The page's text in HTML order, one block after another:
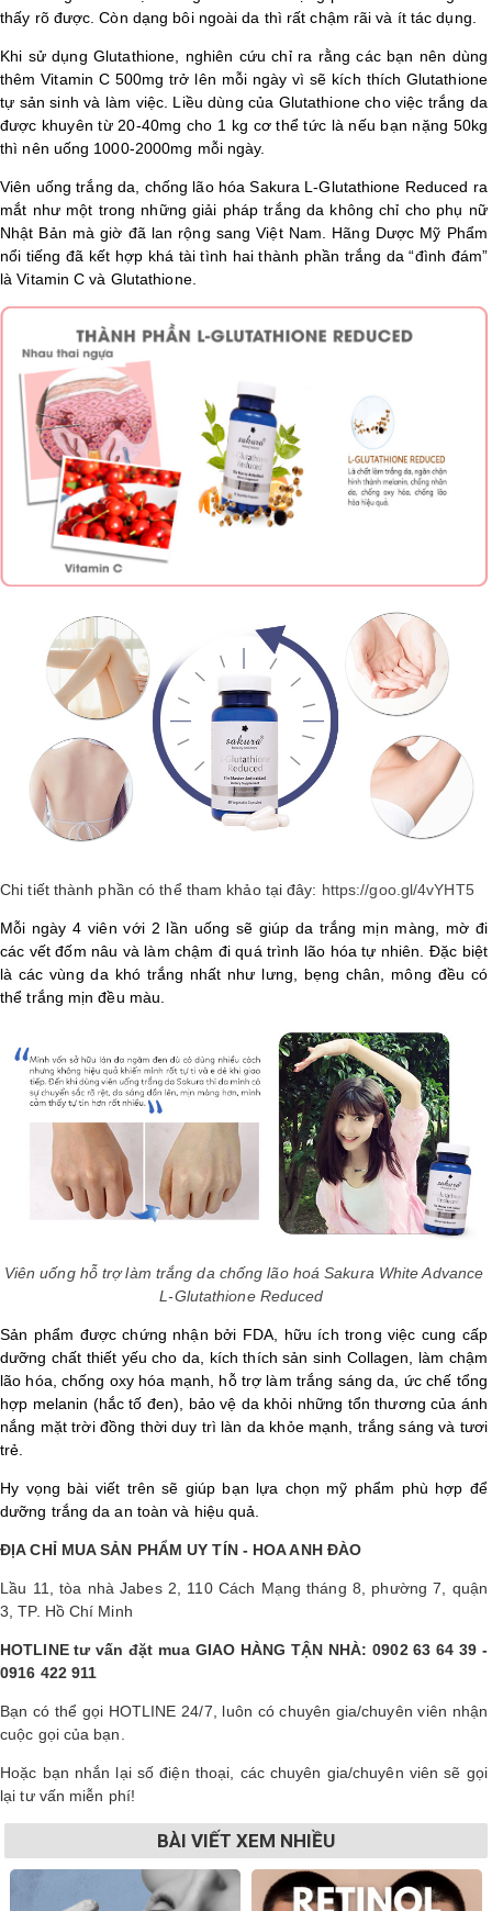
thấy rõ được. Còn dạng bôi ngoài da thì rất chậm rãi và ít tác dụng.
Khi sử dụng Glutathione, nghiên cứu chỉ ra rằng các bạn nên dùng
thêm Vitamin C 500mg trở lên mỗi ngày vì sẽ kích thích Glutathione
tự sản sinh và làm việc. Liều dùng của Glutathione cho việc trắng da
được khuyên từ 20-40mg cho 1 kg cơ thể tức là nếu bạn nặng 50kg
thì nên uống 1000-2000mg mỗi ngày.
Viên uống trắng da, chống lão hóa Sakura L-Glutathione Reduced ra
mắt như một trong những giải pháp trắng da không chỉ cho phụ nữ
Nhật Bản mà giờ đã lan rộng sang Việt Nam. Hãng Dược Mỹ Phẩm
nổi tiếng đã kết hợp khá tài tình hai thành phần trắng da “đình đám”
là Vitamin C và Glutathione.
Chi tiết thành phần có thể tham khảo tại đây: https://goo.gl/4vYHT5
Mỗi ngày 4 viên với 2 lần uống sẽ giúp da trắng mịn màng, mờ đi
các vết đốm nâu và làm chậm đi quá trình lão hóa tự nhiên. Đặc biệt
là các vùng da khó trắng nhất như lưng, bẹng chân, mông đều có
thể trắng mịn đều màu.
Viên uống hỗ trợ làm trắng da chống lão hoá Sakura White Advance
L-Glutathione Reduced
Sản phẩm được chứng nhận bởi FDA, hữu ích trong việc cung cấp
dưỡng chất thiết yếu cho da, kích thích sản sinh Collagen, làm chậm
lão hóa, chống oxy hóa mạnh, hỗ trợ làm trắng sáng da, ức chế tổng
hợp melanin (hắc tố đen), bảo vệ da khỏi những tổn thương của ánh
nắng mặt trời đồng thời duy trì làn da khỏe mạnh, trắng sáng và tươi
trẻ.
Hy vọng bài viết trên sẽ giúp bạn lựa chọn mỹ phẩm phù hợp để
dưỡng trắng da an toàn và hiệu quả.
ĐỊA CHỈ MUA SẢN PHẨM UY TÍN - HOA ANH ĐÀO
Lầu 11, tòa nhà Jabes 2, 110 Cách Mạng tháng 8, phường 7, quận
3, TP. Hồ Chí Minh
HOTLINE tư vấn đặt mua GIAO HÀNG TẬN NHÀ: 0902 63 64 39 -
0916 422 911
Bạn có thể gọi HOTLINE 24/7, luôn có chuyên gia/chuyên viên nhận
cuộc gọi của bạn.
Hoặc bạn nhắn lại số điện thoại, các chuyên gia/chuyên viên sẽ gọi
lại tư vấn miễn phí!
BÀI VIẾT XEM NHIỀU